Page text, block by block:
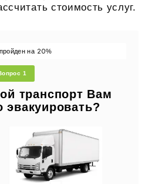
стоимость услуг.
на 20%
1
транспорт Вам
эвакуировать?